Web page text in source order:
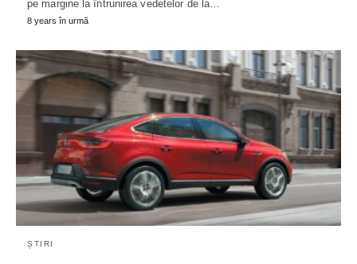
pe margine la întrunirea vedetelor de la…
8 years în urmă
ȘTIRI